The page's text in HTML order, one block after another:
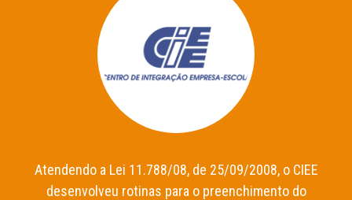
Atendendo a Lei 11.788/08, de 25/09/2008, o CIEE
desenvolveu rotinas para o preenchimento do